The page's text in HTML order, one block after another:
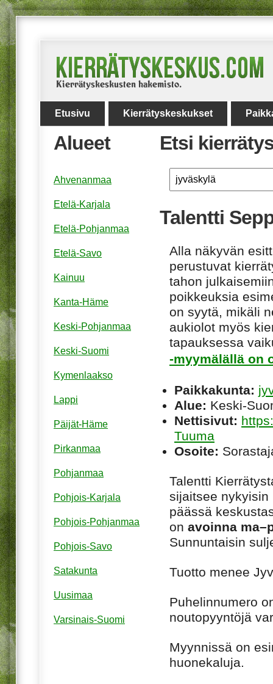
Etusivu Kierrätyskeskukset
Etsi
Talentti
Alla näkyvän
perustuvat
tahon
poikkeuksia
on syytä, mikäli
aukiolot myös
tapauksessa
-myymälällä on
Paikkakunta:
Alue: Keski-
Nettisivut:
Tuuma
Osoite:
Talentti
sijaitsee nykyisin
päässä
on avoinna
Sunnuntaisin
Tuotto menee
Puhelinnumero
noutopyyntöjä
Myynnissä on
huonekaluja.
Alueet
Ahvenanmaa
Etelä-Karjala
Etelä-Pohjanmaa
Etelä-Savo
Kainuu
Kanta-Häme
Keski-Pohjanmaa
Keski-Suomi
Kymenlaakso
Lappi
Päijät-Häme
Pirkanmaa
Pohjanmaa
Pohjois-Karjala
Pohjois-Pohjanmaa
Pohjois-Savo
Satakunta
Uusimaa
Varsinais-Suomi